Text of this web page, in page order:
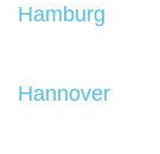
Hamburg
Hannover